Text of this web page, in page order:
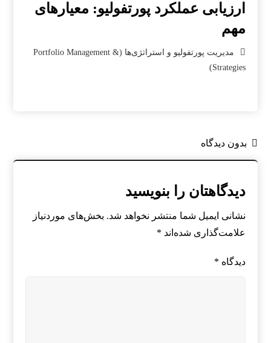
ارزیابی عملکرد پورتفولیو: معیارهای
مهم
مدیریت پورتفولیو و استراتژی‌ها (Portfolio Management &
Strategies)
بدون دیدگاه
دیدگاهتان را بنویسید
نشانی ایمیل شما منتشر نخواهد شد. بخش‌های موردنیاز
علامت‌گذاری شده‌اند *
دیدگاه *